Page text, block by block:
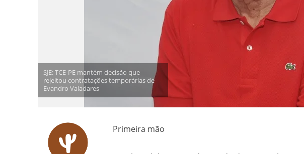
SJE: TCE-PE mantém decisão que
rejeitou contratações temporárias de
Evandro Valadares
Primeira mão